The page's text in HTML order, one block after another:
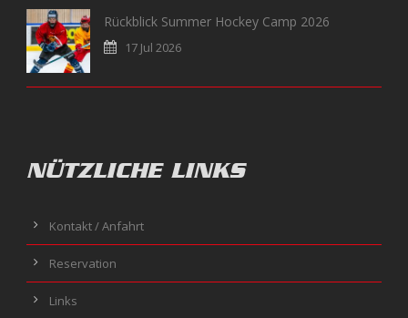
Rückblick Summer Hockey Camp 2026
17 Jul 2026
NÜTZLICHE LINKS
Kontakt / Anfahrt
Reservation
Links